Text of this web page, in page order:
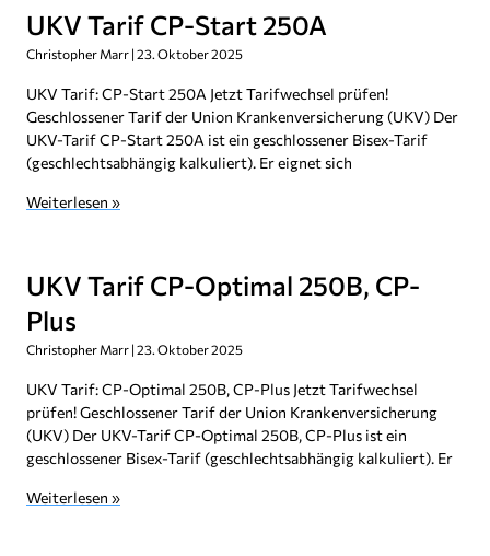
UKV Tarif CP-Start 250A
Christopher Marr 23. Oktober 2025
UKV Tarif: CP-Start 250A Jetzt Tarifwechsel prüfen!
Geschlossener Tarif der Union Krankenversicherung (UKV) Der
UKV-Tarif CP-Start 250A ist ein geschlossener Bisex-Tarif
(geschlechtsabhängig kalkuliert). Er eignet sich
Weiterlesen »
UKV Tarif CP-Optimal 250B, CP-
Plus
Christopher Marr 23. Oktober 2025
UKV Tarif: CP-Optimal 250B, CP-Plus Jetzt Tarifwechsel
prüfen! Geschlossener Tarif der Union Krankenversicherung
(UKV) Der UKV-Tarif CP-Optimal 250B, CP-Plus ist ein
geschlossener Bisex-Tarif (geschlechtsabhängig kalkuliert). Er
Weiterlesen »